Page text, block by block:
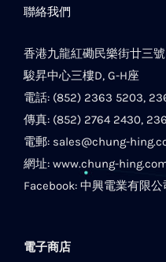
聯絡我們
香港九龍紅磡民樂街廿三號
駿昇中心三樓D, G-H座
電話: (852) 2363 5203,
傳真: (852) 2764 2430,
電郵: sales@chung-
網址: www.chung-
Facebook: 中興電業有限公
電子商店